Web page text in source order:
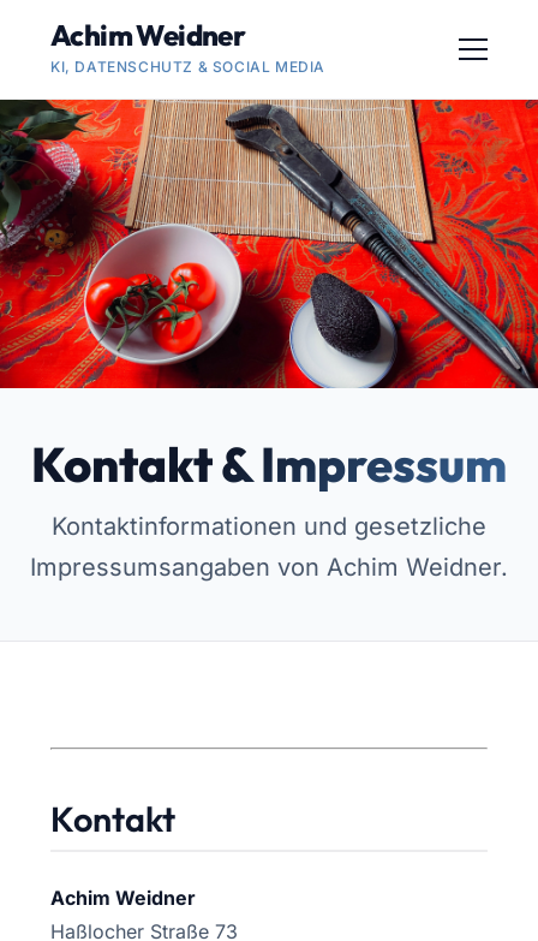
Achim Weidner
KI, DATENSCHUTZ & SOCIAL MEDIA
Kontakt & Impressum
Kontaktinformationen und gesetzliche
Impressumsangaben von Achim Weidner.
Kontakt
Achim Weidner
Haßlocher Straße 73